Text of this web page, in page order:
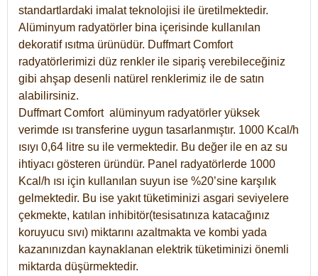
standartlardaki imalat teknolojisi ile üretilmektedir.
Alüminyum radyatörler bina içerisinde kullanılan
dekoratif ısıtma ürünüdür. Duffmart Comfort
radyatörlerimizi düz renkler ile sipariş verebileceğiniz
gibi ahşap desenli natürel renklerimiz ile de satın
alabilirsiniz.
Duffmart Comfort alüminyum radyatörler yüksek
verimde ısı transferine uygun tasarlanmıştır. 1000 Kcal/h
ısıyı 0,64 litre su ile vermektedir. Bu değer ile en az su
ihtiyacı gösteren üründür. Panel radyatörlerde 1000
Kcal/h ısı için kullanılan suyun ise %20’sine karşılık
gelmektedir. Bu ise yakıt tüketiminizi asgari seviyelere
çekmekte, katılan inhibitör(tesisatınıza katacağınız
koruyucu sıvı) miktarını azaltmakta ve kombi yada
kazanınızdan kaynaklanan elektrik tüketiminizi önemli
miktarda düşürmektedir.